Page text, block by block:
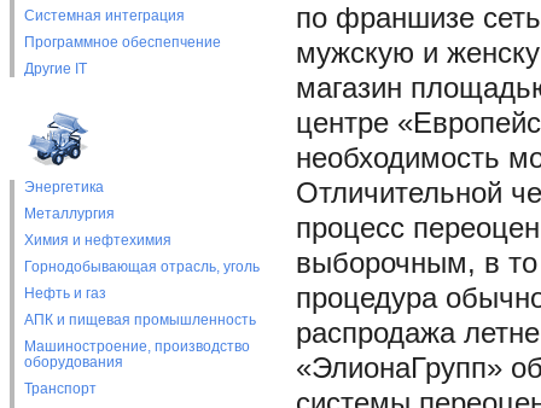
Системная интеграция
Программное обеспепчение
Другие IT
Энергетика
Металлургия
Химия и нефтехимия
Горнодобывающая отрасль, уголь
Нефть и газ
АПК и пищевая промышленность
Машиностроение, производство
оборудования
Транспорт
по франшизе
мужскую и
магазин
центре
необходимость
Отличительной
процесс
выборочным, в то
процедура
распродажа
«ЭлионаГрупп»